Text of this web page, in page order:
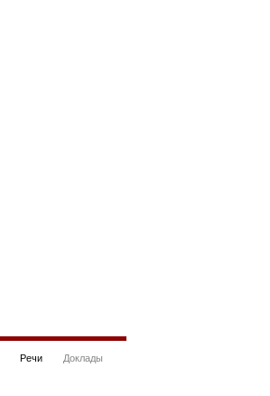
Речи
Доклады